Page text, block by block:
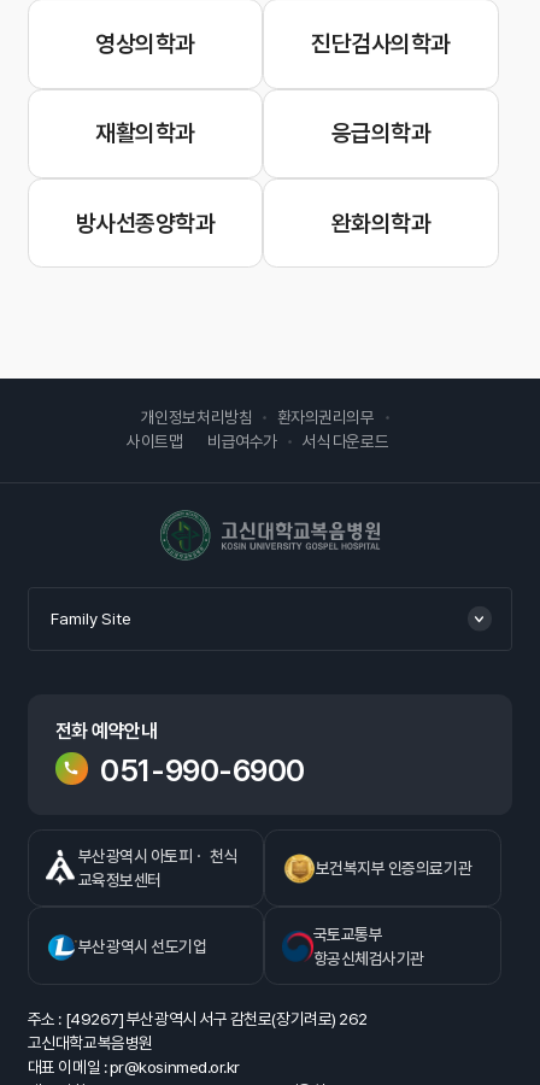
영상의학과 진단검사의학과
재활의학과 응급의학과
방사선종양학과 완화의학과
개인정보처리방침
환자의권리의무
사이트맵
비급여수가 서식 다운로드
Family Site
전화 예약안내
051-990-6900
부산광역시 아토피ㆍ 천식
교육정보센터
보건복지부 인증의료기관
부산광역시 선도기업
국토교통부
항공신체검사기관
주소 : [49267] 부산광역시 서구 감천로(장기려로) 262
고신대학교복음병원
대표 이메일 : pr@kosinmed.or.kr